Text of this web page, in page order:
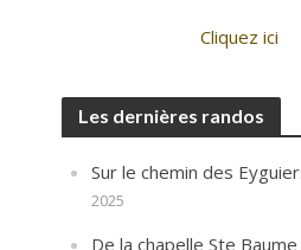
Cliquez ici
Les dernières randos
Sur le chemin des
2025
De la chapelle Ste